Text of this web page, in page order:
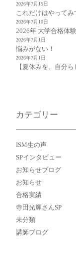
これだけはやってみ
2026年7月15日
2026年 大学合格体
2026年7月10日
悩みがない！
2026年7月1日
【夏休みを、自分
2026年7月1日
カテゴリー
ISM生の声
SPインタビュー
お知らせブログ
お知らせ
合格実績
寺田光輝さんSP
未分類
講師ブログ